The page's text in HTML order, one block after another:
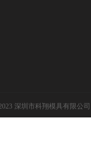
深圳市科翔模具有限公